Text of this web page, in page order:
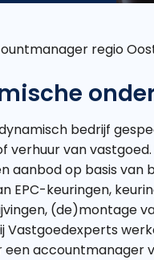
regio
bedrijf
verhuur van
aanbod op basis van
EPC-keuringen,
(de)montage
Vastgoedexperts
een accountmanager